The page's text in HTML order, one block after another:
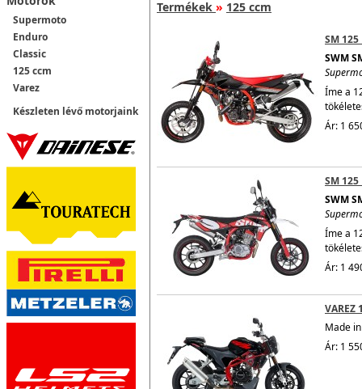
Supermoto
Enduro
Classic
125 ccm
Varez
Készleten lévő motorjaink
Termékek » 125 ccm
SM 125
SWM
Íme a
Ár: 1
SM 125
SWM
Íme a
Ár: 1
VAREZ
Made
Ár: 1